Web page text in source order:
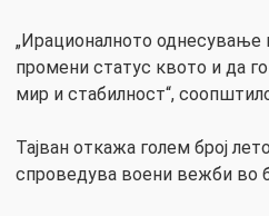
„Ирационалното однесување
промени статус квото и да
мир и стабилност“,
Тајван откажа голем број
спроведува воени вежби во